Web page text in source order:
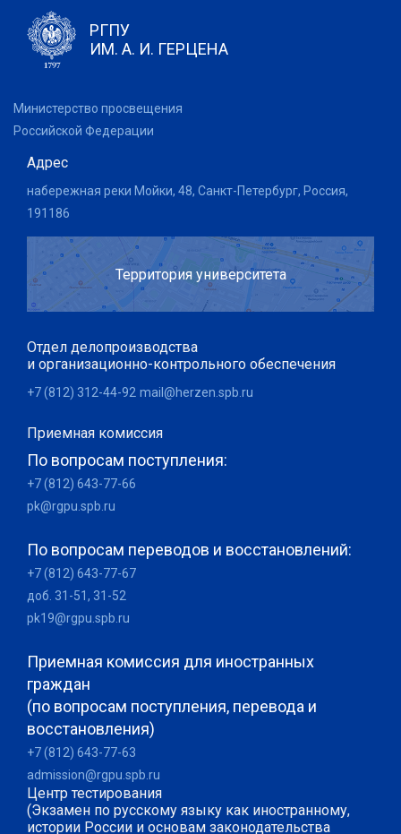
РГПУ
ИМ. А. И. ГЕРЦЕНА
Министерство просвещения
Российской Федерации
Адрес
набережная реки Мойки, 48, Санкт-Петербург, Россия,
191186
Территория университета
Отдел делопроизводства
и организационно-контрольного обеспечения
+7 (812) 312-44-92 mail@herzen.spb.ru
Приемная комиссия
По вопросам поступления:
+7 (812) 643-77-66
pk@rgpu.spb.ru
По вопросам переводов и восстановлений:
+7 (812) 643-77-67
доб. 31-51, 31-52
pk19@rgpu.spb.ru
Приемная комиссия для иностранных
граждан
(по вопросам поступления, перевода и
восстановления)
+7 (812) 643-77-63
admission@rgpu.spb.ru
Центр тестирования
(Экзамен по русскому языку как иностранному,
истории России и основам законодательства